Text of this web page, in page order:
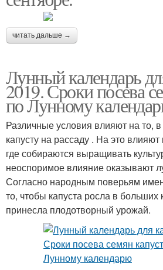
читать дальше →
Лунный календарь
2019. Сроки посева
по Лунному
Различные условия влияют на то,
капусту на рассаду . На это влияют
где собираются выращивать
неоспоримое влияние оказывают
Согласно народным поверьям
то, чтобы капуста росла в больших
принесла плодотворный урожай.